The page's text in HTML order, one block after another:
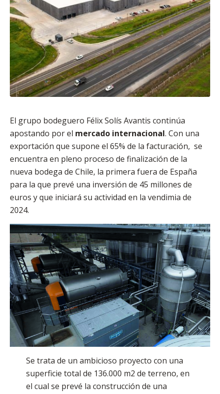
El grupo bodeguero Félix Solís Avantis continúa
apostando por el mercado internacional. Con una
exportación que supone el 65% de la facturación, se
encuentra en pleno proceso de finalización de la
nueva bodega de Chile, la primera fuera de España
para la que prevé una inversión de 45 millones de
euros y que iniciará su actividad en la vendimia de
2024.
Se trata de un ambicioso proyecto con una
superficie total de 136.000 m2 de terreno, en
el cual se prevé la construcción de una